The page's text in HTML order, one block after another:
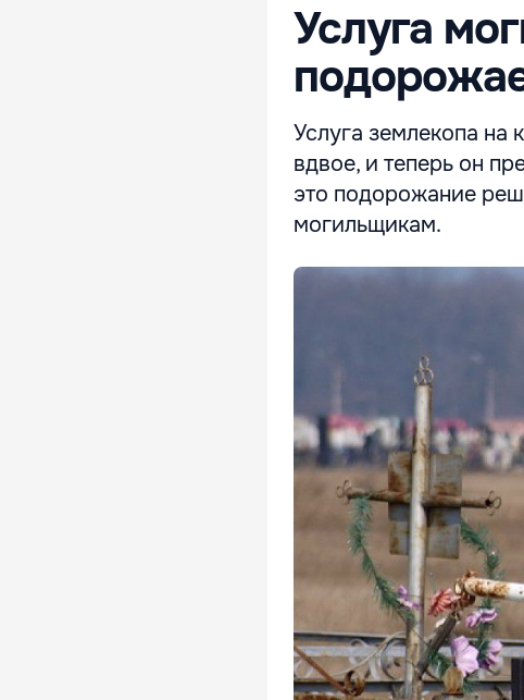
Услуга
Услуга землекопа на
вдвое, и теперь он
это подорожание
могильщикам.